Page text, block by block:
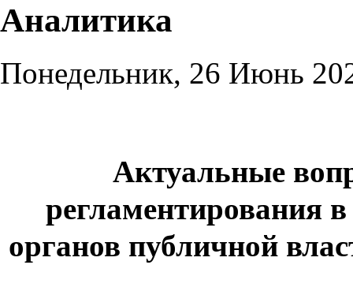
Аналитика
Понедельник, 26 Июнь
Актуальные
регламентирования
органов публичной